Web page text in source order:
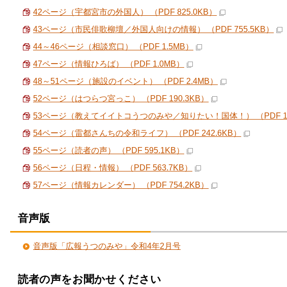
42ページ（宇都宮市の外国人） （PDF 825.0KB）
43ページ（市民俳歌柳壇／外国人向けの情報） （PDF 755.5KB）
44～46ページ（相談窓口） （PDF 1.5MB）
47ページ（情報ひろば） （PDF 1.0MB）
48～51ページ（施設のイベント） （PDF 2.4MB）
52ページ（はつらつ宮っこ） （PDF 190.3KB）
53ページ（教えてイイトコうつのみや／知りたい！国体！） （PDF
54ページ（雷都さんちの令和ライフ） （PDF 242.6KB）
55ページ（読者の声） （PDF 595.1KB）
56ページ（日程・情報） （PDF 563.7KB）
57ページ（情報カレンダー） （PDF 754.2KB）
音声版
音声版「広報うつのみや」令和4年2月号
読者の声をお聞かせください